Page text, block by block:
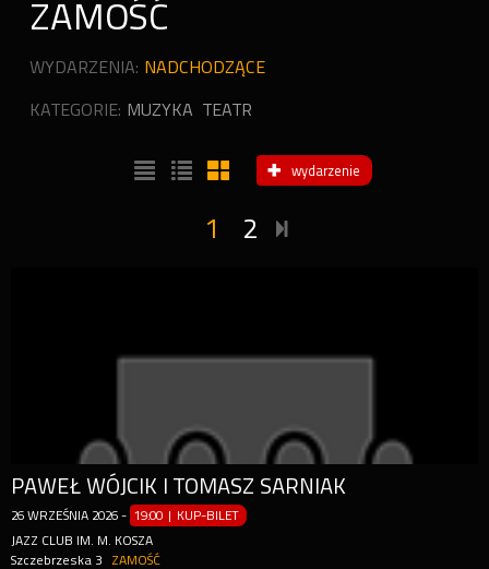
ZAMOŚĆ
WYDARZENIA: NADCHODZĄCE
KATEGORIE: MUZYKA TEATR
wydarzenie
1 2
PAWEŁ WÓJCIK I TOMASZ SARNIAK
26 WRZEŚNIA 2026 - 19:00 | KUP-BILET
JAZZ CLUB IM. M. KOSZA
Szczebrzeska 3
ZAMOŚĆ